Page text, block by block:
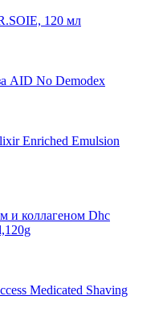
120 мл
AID No Demodex
Enriched Emulsion
и коллагеном Dhc
Medicated Shaving